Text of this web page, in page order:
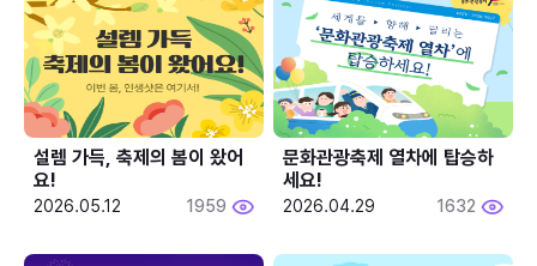
설렘 가득, 축제의 봄이 왔어
요!
2026.05.12 1959
문화관광축제 열차에 탑승하
세요!
2026.04.29 1632